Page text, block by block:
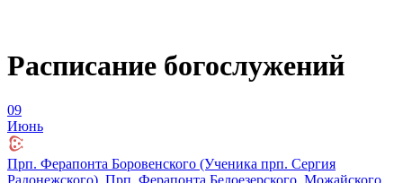
Расписание богослужений
09
Июнь
Прп. Ферапонта Боровенского (Ученика прп. Сергия
Радонежского), Прп. Ферапонта Белоезерского, Можайского